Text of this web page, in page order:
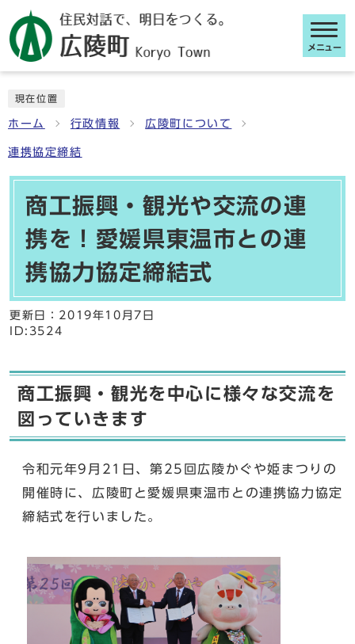
メニュー
現在位置
ホーム 行政情報 広陵町について
連携協定締結
商工振興・観光や交流の連
携を！愛媛県東温市との連
携協力協定締結式
更新日： 2019年10月7日
ID:3524
商工振興・観光を中心に様々な交流を
図っていきます
令和元年9月21日、第25回広陵かぐや姫まつりの
開催時に、広陵町と愛媛県東温市との連携協力協定
締結式を行いました。